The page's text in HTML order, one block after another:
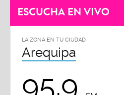
ESCUCHA EN VIVO
LA ZONA EN TU CIUDAD
Arequipa
95.9